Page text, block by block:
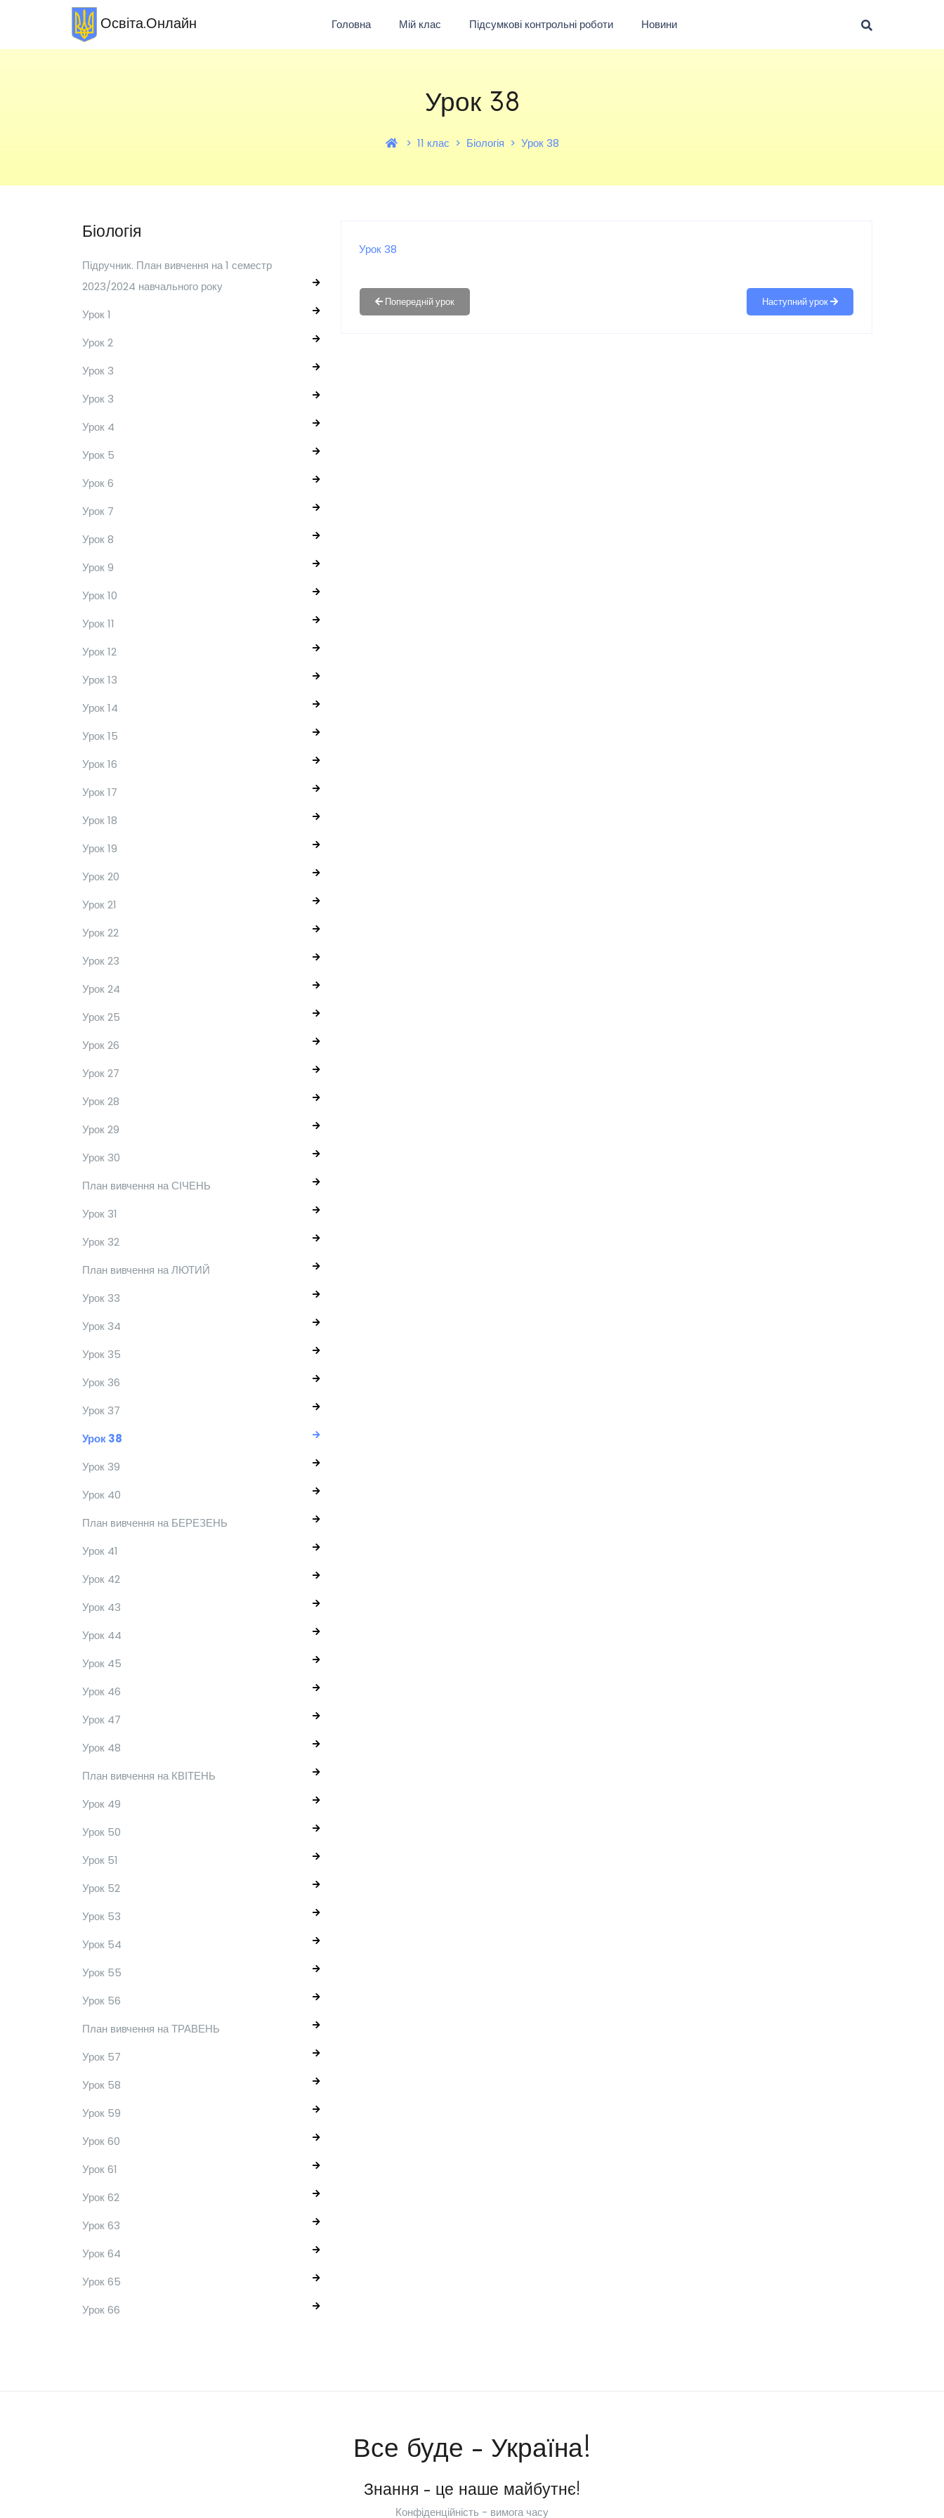
Освіта.Онлайн Головна Мій клас Підсумкові контрольні роботи Новини
Урок 38
11 клас Біологія Урок 38
Біологія
Підручник. План вивчення на 1 семестр
2023/2024 навчального року
Урок 1
Урок 2
Урок 3
Урок 3
Урок 4
Урок 5
Урок 6
Урок 7
Урок 8
Урок 9
Урок 10
Урок 11
Урок 12
Урок 13
Урок 14
Урок 15
Урок 16
Урок 17
Урок 18
Урок 19
Урок 20
Урок 21
Урок 22
Урок 23
Урок 24
Урок 25
Урок 26
Урок 27
Урок 28
Урок 29
Урок 30
План вивчення на СІЧЕНЬ
Урок 31
Урок 32
План вивчення на ЛЮТИЙ
Урок 33
Урок 34
Урок 35
Урок 36
Урок 37
Урок 38
Урок 39
Урок 40
План вивчення на БЕРЕЗЕНЬ
Урок 41
Урок 42
Урок 43
Урок 44
Урок 45
Урок 46
Урок 47
Урок 48
План вивчення на КВІТЕНЬ
Урок 49
Урок 50
Урок 51
Урок 52
Урок 53
Урок 54
Урок 55
Урок 56
План вивчення на ТРАВЕНЬ
Урок 57
Урок 58
Урок 59
Урок 60
Урок 61
Урок 62
Урок 63
Урок 64
Урок 65
Урок 66
Урок 38
Наступний урок
Все буде - Україна!
Знання - це наше майбутнє!
Конфіденційність - вимога часу